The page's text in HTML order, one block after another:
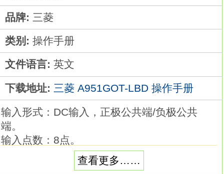
品牌: 三菱
类别: 操作手册
文件语言: 英文
下载地址: 三菱 A951GOT-LBD 操作手册
输入形式：DC输入，正极公共端/负极公共
端。
输入点数：8点。
输入响应时间：1.5ms以下。
额定输入电压/电流：DC24V/7mA。
查看更多……